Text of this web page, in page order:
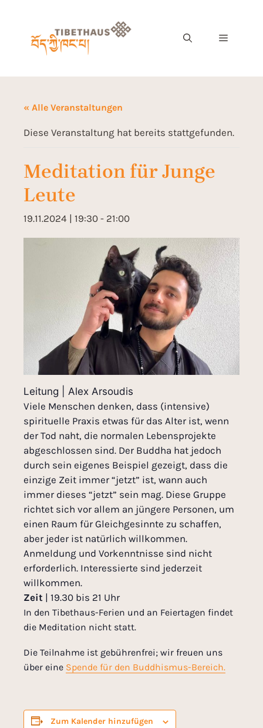
« Alle Veranstaltungen
Diese Veranstaltung hat bereits stattgefunden.
Meditation für Junge
Leute
19.11.2024 | 19:30 - 21:00
Leitung | Alex Arsoudis
Viele Menschen denken, dass (intensive)
spirituelle Praxis etwas für das Alter ist, wenn
der Tod naht, die normalen Lebensprojekte
abgeschlossen sind. Der Buddha hat jedoch
durch sein eigenes Beispiel gezeigt, dass die
einzige Zeit immer “jetzt” ist, wann auch
immer dieses “jetzt” sein mag. Diese Gruppe
richtet sich vor allem an jüngere Personen, um
einen Raum für Gleichgesinnte zu schaffen,
aber jeder ist natürlich willkommen.
Anmeldung und Vorkenntnisse sind nicht
erforderlich. Interessierte sind jederzeit
willkommen.
Zeit | 19.30 bis 21 Uhr
In den Tibethaus-Ferien und an Feiertagen findet
die Meditation nicht statt.
Die Teilnahme ist gebührenfrei; wir freuen uns
über eine Spende für den Buddhismus-Bereich.
Zum Kalender hinzufügen